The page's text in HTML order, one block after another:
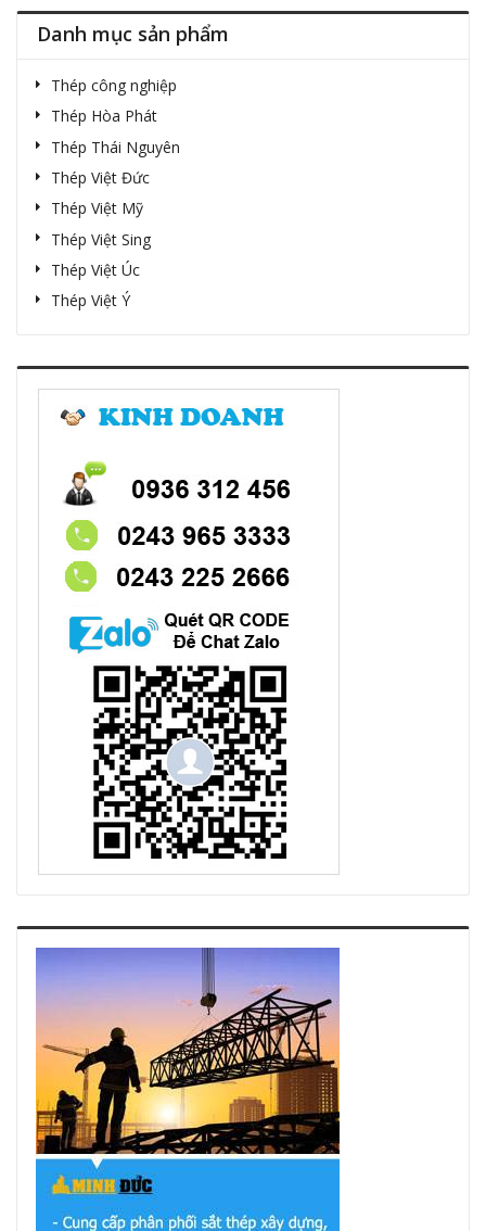
Danh mục sản phẩm
Thép công nghiệp
Thép Hòa Phát
Thép Thái Nguyên
Thép Việt Đức
Thép Việt Mỹ
Thép Việt Sing
Thép Việt Úc
Thép Việt Ý